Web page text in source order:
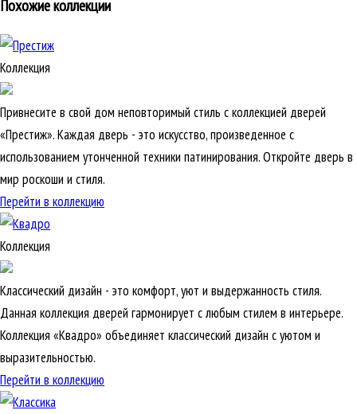
Похожие коллекции
Коллекция
Привнесите в свой дом неповторимый стиль с коллекцией дверей
«Престиж». Каждая дверь - это искусство, произведенное с
использованием утонченной техники патинирования. Откройте дверь в
мир роскоши и стиля.
Перейти в коллекцию
Коллекция
Классический дизайн - это комфорт, уют и выдержанность стиля.
Данная коллекция дверей гармонирует с любым стилем в интерьере.
Коллекция «Квадро» объединяет классический дизайн с уютом и
выразительностью.
Перейти в коллекцию